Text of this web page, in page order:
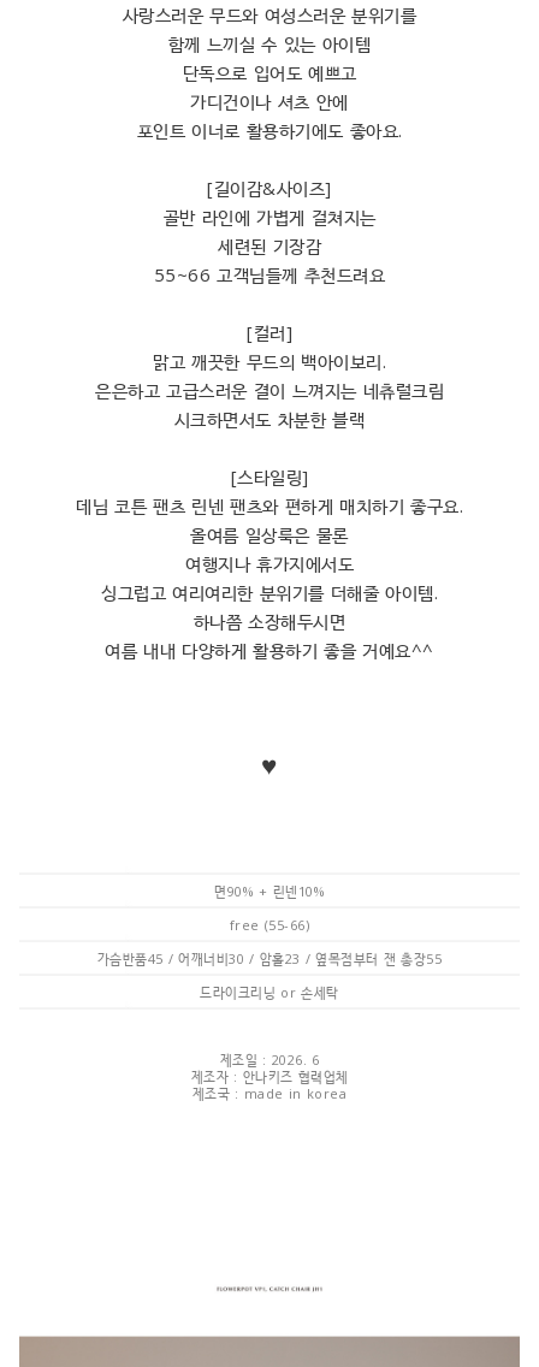
사랑스러운 무드와 여성스러운 분위기를
함께 느끼실 수 있는 아이템
단독으로 입어도 예쁘고
가디건이나 셔츠 안에
포인트 이너로 활용하기에도 좋아요.
[길이감&사이즈]
골반 라인에 가볍게 걸쳐지는
세련된 기장감
55~66 고객님들께 추천드려요
[컬러]
맑고 깨끗한 무드의 백아이보리.
은은하고 고급스러운 결이 느껴지는 네츄럴크림
시크하면서도 차분한 블랙
[스타일링]
데님 코튼 팬츠 린넨 팬츠와 편하게 매치하기 좋구요.
올여름 일상룩은 물론
여행지나 휴가지에서도
싱그럽고 여리여리한 분위기를 더해줄 아이템.
하나쯤 소장해두시면
여름 내내 다양하게 활용하기 좋을 거예요^^
♥
면90% + 린넨10%
free (55-66)
가슴반품45 / 어깨너비30 / 암홀23 / 옆목점부터 잰 총장55
드라이크리닝 or 손세탁
제조일 : 2026. 6
제조자 : 안나키즈 협력업체
제조국 : made in korea